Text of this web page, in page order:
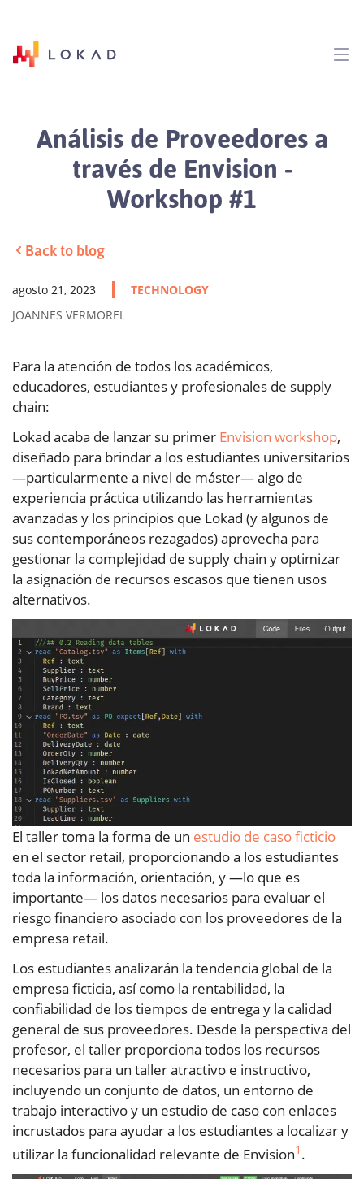
Análisis de Proveedores a
través de Envision -
Workshop #1
Back to blog
agosto 21, 2023
TECHNOLOGY
JOANNES VERMOREL
Para la atención de todos los académicos,
educadores, estudiantes y profesionales de supply
chain:
Lokad acaba de lanzar su primer Envision workshop,
diseñado para brindar a los estudiantes universitarios
—particularmente a nivel de máster— algo de
experiencia práctica utilizando las herramientas
avanzadas y los principios que Lokad (y algunos de
sus contemporáneos rezagados) aprovecha para
gestionar la complejidad de supply chain y optimizar
la asignación de recursos escasos que tienen usos
alternativos.
El taller toma la forma de un estudio de caso ficticio
en el sector retail, proporcionando a los estudiantes
toda la información, orientación, y —lo que es
importante— los datos necesarios para evaluar el
riesgo financiero asociado con los proveedores de la
empresa retail.
Los estudiantes analizarán la tendencia global de la
empresa ficticia, así como la rentabilidad, la
confiabilidad de los tiempos de entrega y la calidad
general de sus proveedores. Desde la perspectiva del
profesor, el taller proporciona todos los recursos
necesarios para un taller atractivo e instructivo,
incluyendo un conjunto de datos, un entorno de
trabajo interactivo y un estudio de caso con enlaces
incrustados para ayudar a los estudiantes a localizar y
utilizar la funcionalidad relevante de Envision1 .